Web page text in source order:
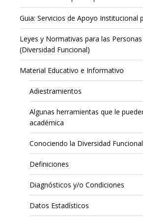
Guia: Servicios de Apoyo Institucional
Leyes y Normativas para las
(Diversidad Funcional)
Material Educativo e Informativo
Adiestramientos
Algunas herramientas que le
académica
Conociendo la Diversidad Funcional
Definiciones
Diagnósticos y/o Condiciones
Datos Estadísticos